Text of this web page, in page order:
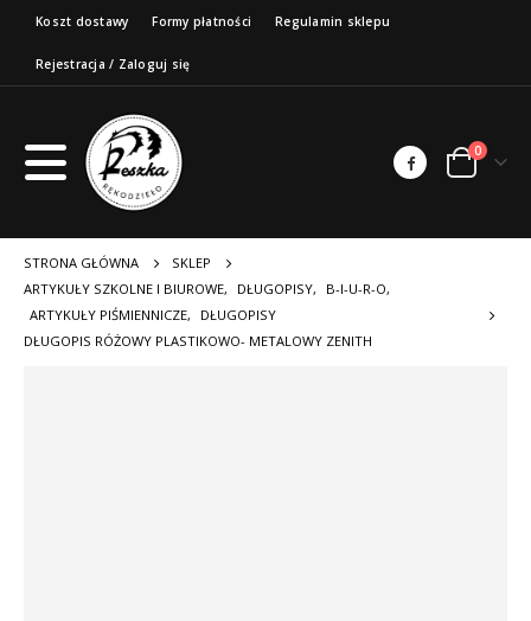
Koszt dostawy Formy płatności Regulamin sklepu
Rejestracja / Zaloguj się
0
STRONA GŁÓWNA
SKLEP
ARTYKUŁY SZKOLNE I BIUROWE, DŁUGOPISY, B-I-U-R-O,
ARTYKUŁY PIŚMIENNICZE,
DŁUGOPISY
DŁUGOPIS RÓŻOWY PLASTIKOWO- METALOWY ZENITH